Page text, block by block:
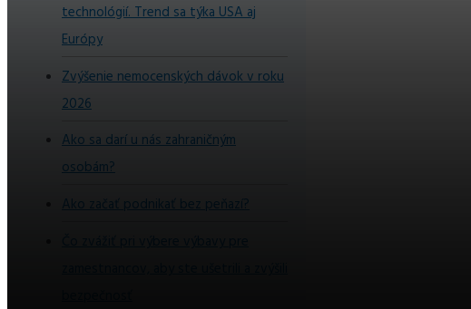
technológií. Trend sa týka USA aj
Európy
Zvýšenie nemocenských dávok v roku
2026
Ako sa darí u nás zahraničným
osobám?
Ako začať podnikať bez peňazí?